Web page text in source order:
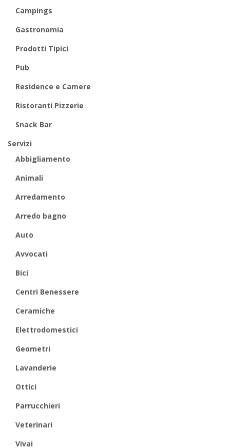
Campings
Gastronomia
Prodotti Tipici
Pub
Residence e Camere
Ristoranti Pizzerie
Snack Bar
Servizi
Abbigliamento
Animali
Arredamento
Arredo bagno
Auto
Avvocati
Bici
Centri Benessere
Ceramiche
Elettrodomestici
Geometri
Lavanderie
Ottici
Parrucchieri
Veterinari
Vivai